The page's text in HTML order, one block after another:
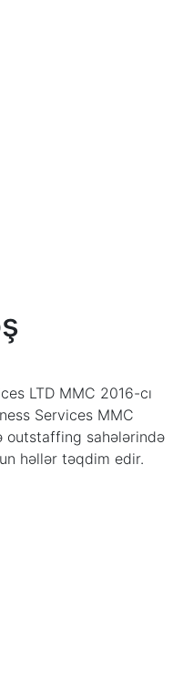
LTD MMC 2016-cı
Services MMC
outstaffing sahələrində
həllər təqdim edir.